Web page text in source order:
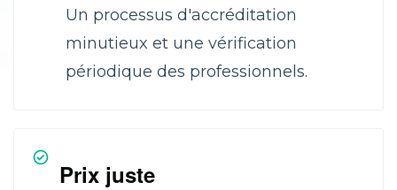
Un processus d'accréditation
minutieux et une vérification
périodique des professionnels.
Prix juste